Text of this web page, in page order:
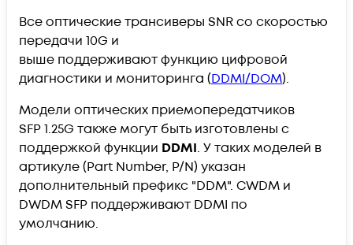
Все оптические трансиверы SNR со скоростью
передачи 10G и
выше поддерживают функцию цифровой
диагностики и мониторинга (DDMI/DOM).
Модели оптических приемопередатчиков
SFP 1.25G также могут быть изготовлены с
поддержкой функции DDMI. У таких моделей в
артикуле (Part Number, P/N) указан
дополнительный префикс "DDM". CWDM и
DWDM SFP поддерживают DDMI по
умолчанию.